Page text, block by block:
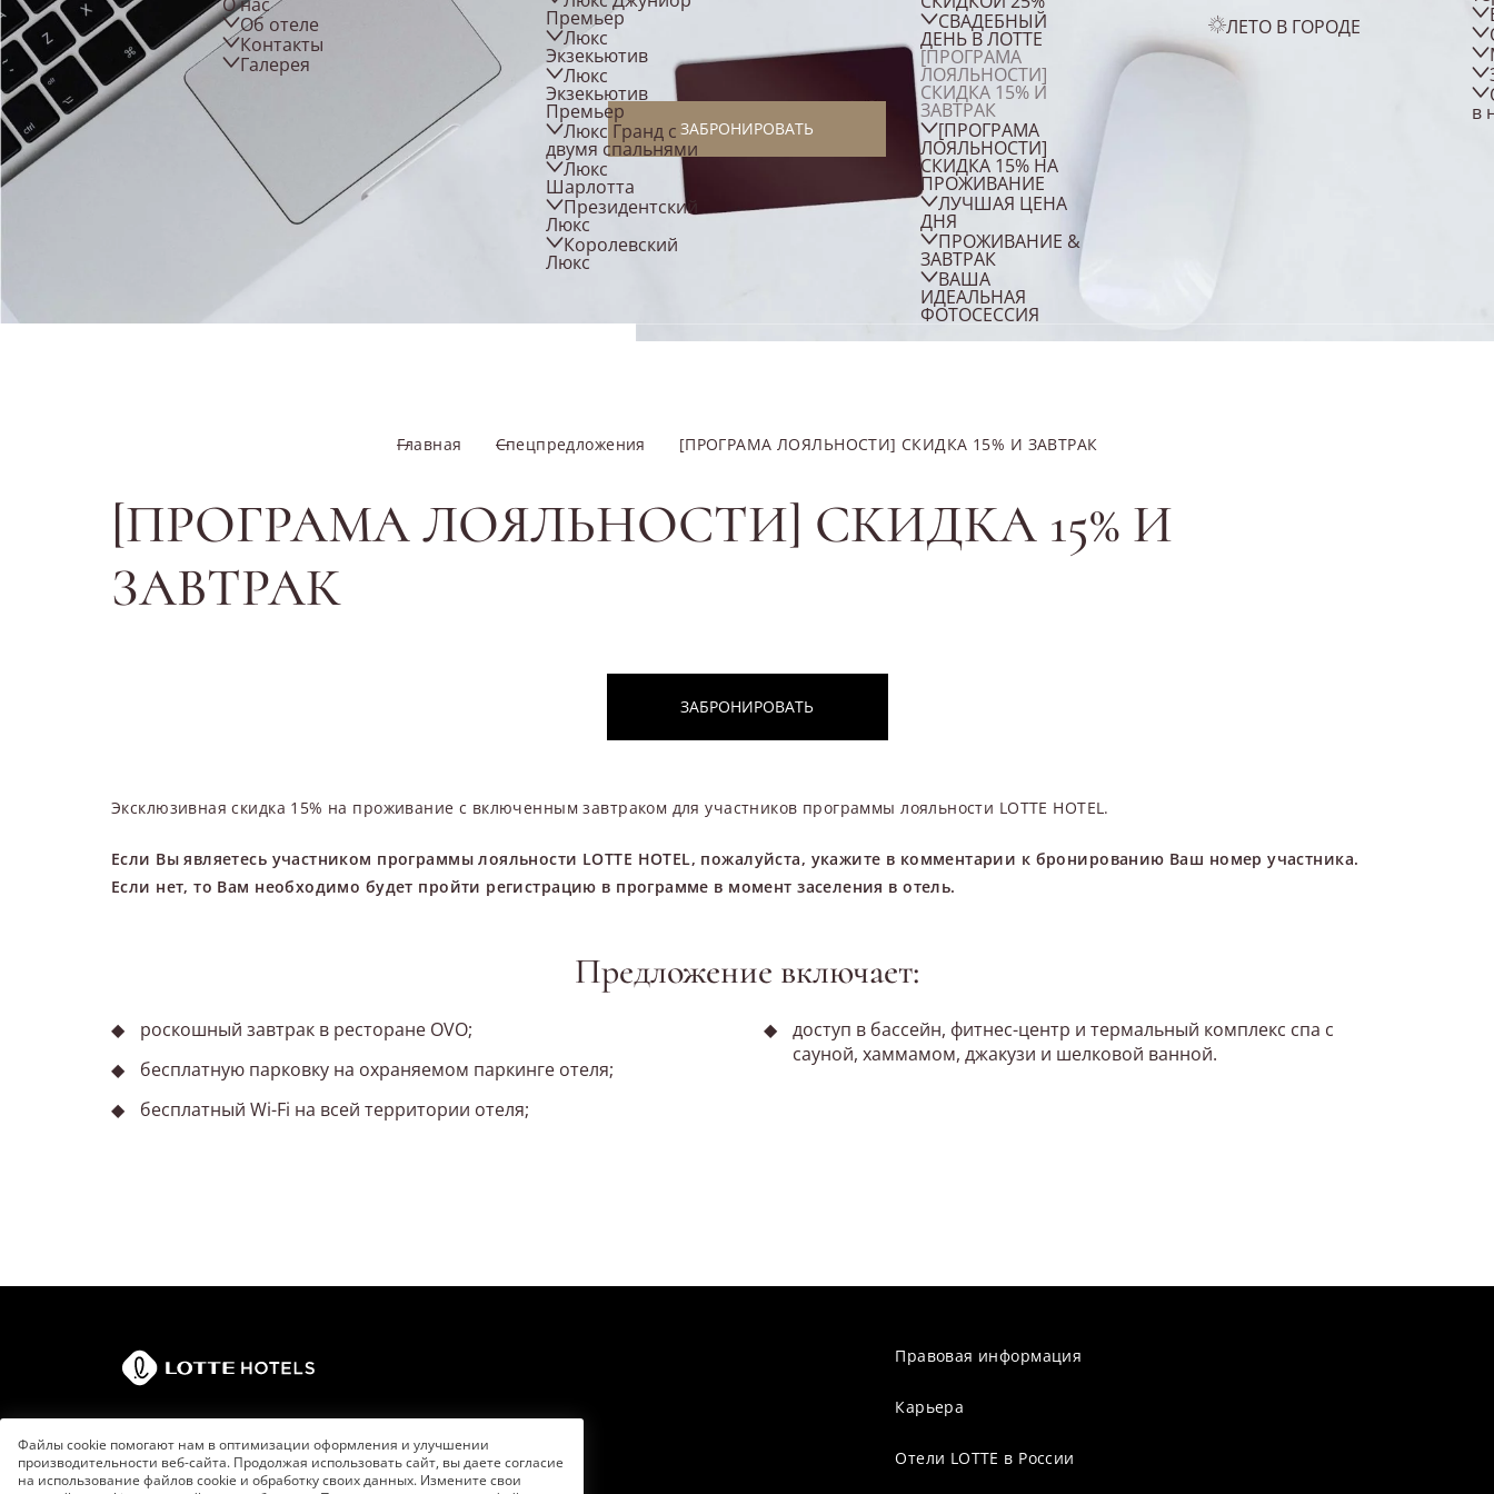
Файлы cookie помогают нам в оптимизации оформления и улучшении
производительности веб-сайта. Продолжая использовать сайт, вы даете согласие
на использование файлов cookie и обработку своих данных. Измените свои
Об отеле
Контакты
Галерея
Премьер
Люкс
Экзекьютив
Люкс
Экзекьютив
Премьер
Люкс Гранд с
двумя спальнями
Люкс
Шарлотта
Президентский
Люкс
Королевский
Люкс
СВАДЕБНЫЙ
ДЕНЬ В ЛОТТЕ
[ПРОГРАМА
ЛОЯЛЬНОСТИ]
СКИДКА 15% И
ЗАВТРАК
[ПРОГРАМА
ЛОЯЛЬНОСТИ]
СКИДКА 15% НА
ПРОЖИВАНИЕ
ЛУЧШАЯ ЦЕНА
ДНЯ
ПРОЖИВАНИЕ &
ЗАВТРАК
ВАША
ИДЕАЛЬНАЯ
ФОТОСЕССИЯ
ЛЕТО В ГОРОДЕ
в
ЗАБРОНИРОВАТЬ
Главная Спецпредложения [ПРОГРАМА ЛОЯЛЬНОСТИ] СКИДКА 15% И ЗАВТРАК
[ПРОГРАМА ЛОЯЛЬНОСТИ] СКИДКА 15% И
ЗАВТРАК
ЗАБРОНИРОВАТЬ
Эксклюзивная скидка 15% на проживание с включенным завтраком для участников программы лояльности LOTTE HOTEL.
Если Вы являетесь участником программы лояльности LOTTE HOTEL, пожалуйста, укажите в комментарии к бронированию Ваш номер участника.
Если нет, то Вам необходимо будет пройти регистрацию в программе в момент заселения в отель.
Предложение включает:
роскошный завтрак в ресторане OVO;
бесплатную парковку на охраняемом паркинге отеля;
бесплатный Wi-Fi на всей территории отеля;
доступ в бассейн, фитнес-центр и термальный комплекс спа с
сауной, хаммамом, джакузи и шелковой ванной.
Правовая информация
Карьера
Отели LOTTE в России